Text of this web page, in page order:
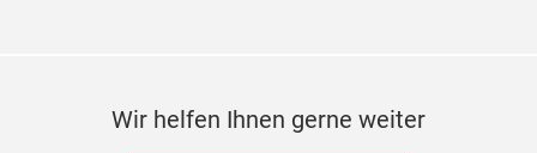
Wir helfen Ihnen gerne weiter